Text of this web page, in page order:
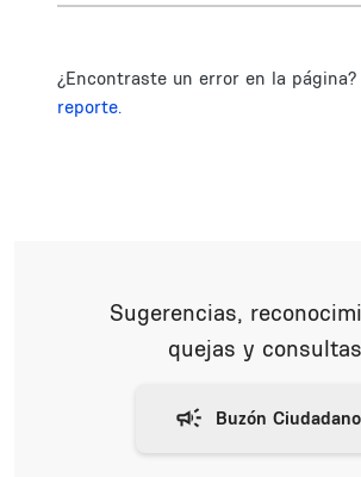
¿Encontraste un error en la página?
reporte.
Sugerencias,
quejas y